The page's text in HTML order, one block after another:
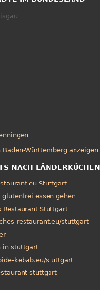
Baden-Württemberg anzeigen
NACH LÄNDERKÜCHEN
Stuttgart
essen gehen
Restaurant Stuttgart
restaurant.eu/stuttgart
in stuttgart
kebab.eu/stuttgart
stuttgart